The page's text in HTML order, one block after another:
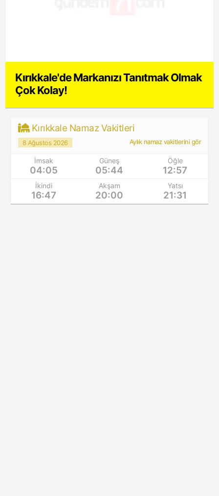
Kırıkkale'de Markanızı Tanıtmak Olmak
Çok Kolay!
Kırıkkale Namaz Vakitleri
8 Ağustos 2026 Aylık namaz vakitlerini gör
İmsak
04:05
Güneş
05:44
Öğle
12:57
İkindi
16:47
Akşam
20:00
Yatsı
21:31